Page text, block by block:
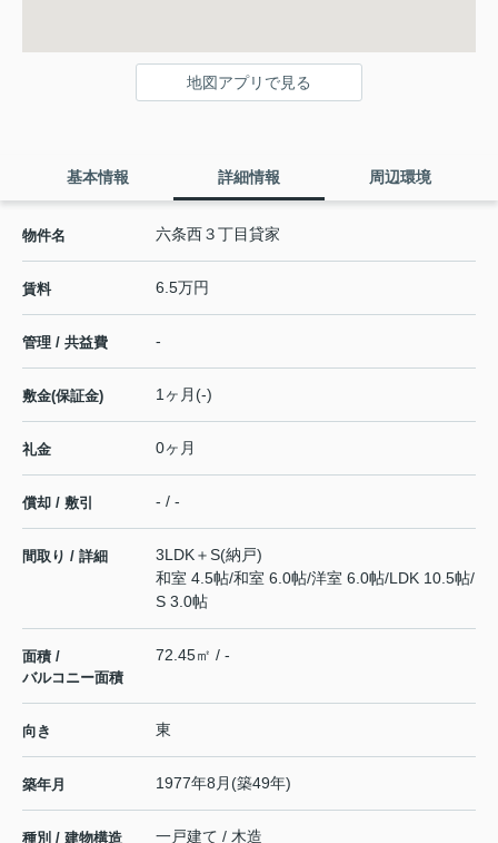
地図アプリで見る
基本情報 詳細情報 周辺環境
物件名 六条西３丁目貸家
賃料 6.5万円
管理 / 共益費 -
敷金(保証金) 1ヶ月(-)
礼金 0ヶ月
償却 / 敷引 - / -
間取り / 詳細
3LDK＋S(納戸)
和室 4.5帖/和室 6.0帖/洋室 6.0帖/LDK 10.5帖/
S 3.0帖
面積 /
バルコニー面積
72.45㎡ / -
向き 東
築年月 1977年8月(築49年)
種別 / 建物構造 一戸建て / 木造